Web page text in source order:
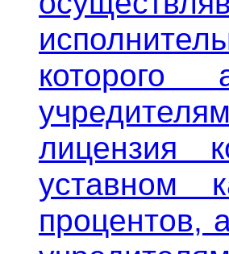
которого
лицензия
уставном
процентов,